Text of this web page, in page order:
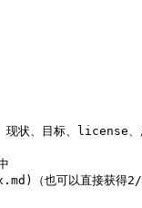
目标、license、
也可以直接获得2/3